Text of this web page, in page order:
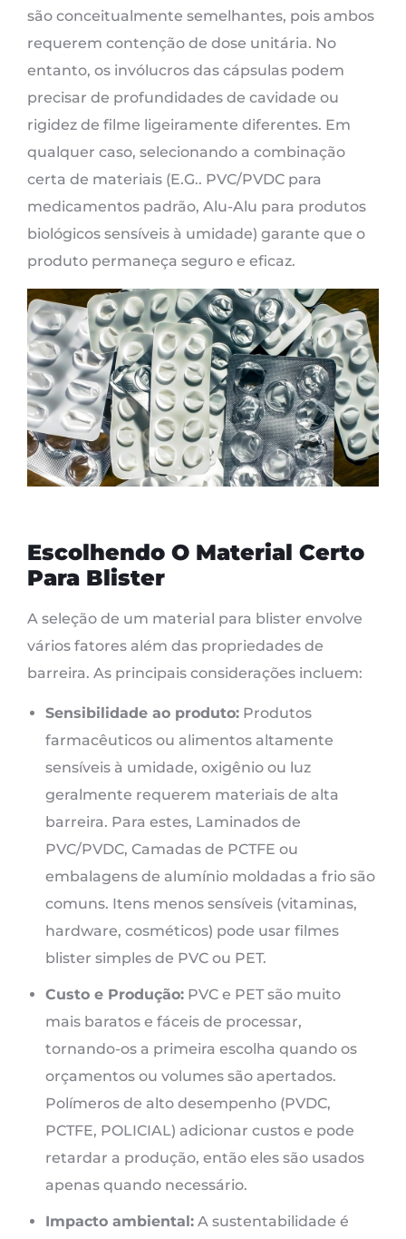
são conceitualmente semelhantes, pois ambos
requerem contenção de dose unitária. No
entanto, os invólucros das cápsulas podem
precisar de profundidades de cavidade ou
rigidez de filme ligeiramente diferentes. Em
qualquer caso, selecionando a combinação
certa de materiais (E.G.. PVC/PVDC para
medicamentos padrão, Alu-Alu para produtos
biológicos sensíveis à umidade) garante que o
produto permaneça seguro e eficaz.
Escolhendo O Material Certo
Para Blister
A seleção de um material para blister envolve
vários fatores além das propriedades de
barreira. As principais considerações incluem:
Sensibilidade ao produto: Produtos
farmacêuticos ou alimentos altamente
sensíveis à umidade, oxigênio ou luz
geralmente requerem materiais de alta
barreira. Para estes, Laminados de
PVC/PVDC, Camadas de PCTFE ou
embalagens de alumínio moldadas a frio são
comuns. Itens menos sensíveis (vitaminas,
hardware, cosméticos) pode usar filmes
blister simples de PVC ou PET.
Custo e Produção: PVC e PET são muito
mais baratos e fáceis de processar,
tornando-os a primeira escolha quando os
orçamentos ou volumes são apertados.
Polímeros de alto desempenho (PVDC,
PCTFE, POLICIAL) adicionar custos e pode
retardar a produção, então eles são usados ​​
apenas quando necessário.
Impacto ambiental: A sustentabilidade é